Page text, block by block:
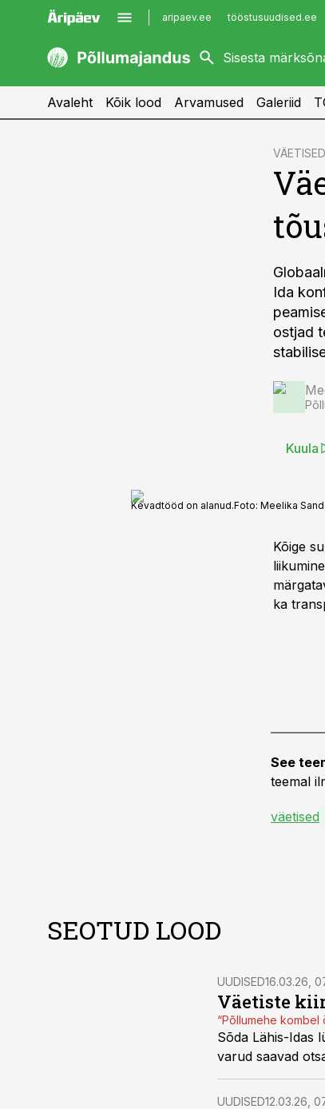
aripaev.ee tööstusuudised.ee
kaubandus.ee
kinnisvarauudised.ee
imelineajalugu.ee
Avaleht Kõik lood Arvamused Galeriid
VÄETISED
Ida
ostjad
Kuula
Kevadtööd on alanud.Foto: Meelika
Kõige
ka
See
teemal
väetised
SEOTUD LOOD
UUDISED16.03.26,
Väetiste
“Põllumehe
Sõda Lähis-Idas
varud saavad
UUDISED12.03.26,